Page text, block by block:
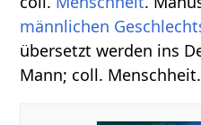
männlichen
übersetzt werden ins
Mann; coll. Menschheit.